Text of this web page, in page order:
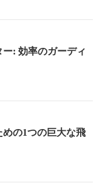
: 効率のガーディ
の1つの巨大な飛